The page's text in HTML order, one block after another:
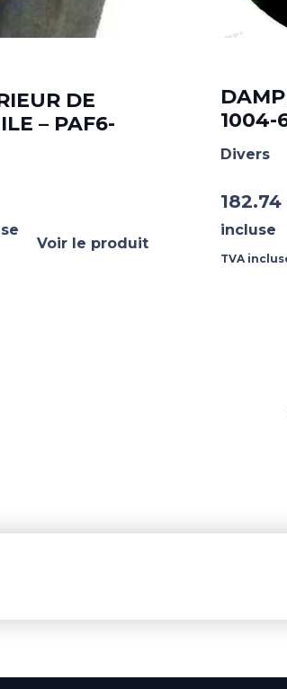
DE
– PAF6-
Voir le produit
1004-
Divers
182.74
incluse
TVA